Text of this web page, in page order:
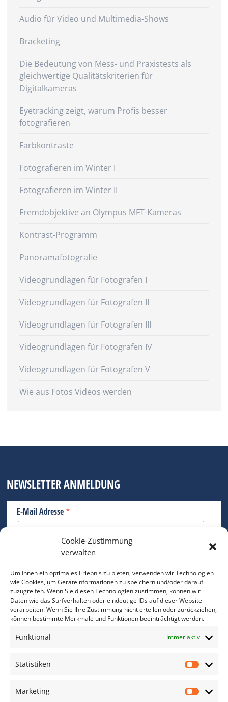
Cookie-Zustimmung
verwalten
Um Ihnen ein optimales Erlebnis zu bieten, verwenden wir Technologien
wie Cookies, um Geräteinformationen zu speichern und/oder darauf
zuzugreifen. Wenn Sie diesen Technologien zustimmen, können wir
Daten wie das Surfverhalten oder eindeutige IDs auf dieser Website
verarbeiten. Wenn Sie Ihre Zustimmung nicht erteilen oder zurückziehen,
können bestimmte Merkmale und Funktionen beeinträchtigt werden.
Funktional Immer aktiv
Statistiken
Marketing
Audio für Video und Multimedia-Shows
Bracketing
Die Bedeutung von Mess- und Praxistests als
gleichwertige Qualitätskriterien für
Digitalkameras
Eyetracking zeigt, warum Profis besser
fotografieren
Farbkontraste
Fotografieren im Winter I
Fotografieren im Winter II
Fremdobjektive an Olympus MFT-Kameras
Kontrast-Programm
Panoramafotografie
Videogrundlagen für Fotografen I
Videogrundlagen für Fotografen II
Videogrundlagen für Fotografen III
Videogrundlagen für Fotografen IV
Videogrundlagen für Fotografen V
Wie aus Fotos Videos werden
NEWSLETTER ANMELDUNG
E-Mail Adresse *
Bitte geben Sie Ihre E-Mail Adresse ein.
*